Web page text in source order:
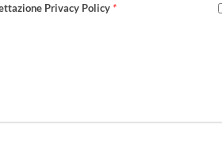
Privacy Policy *